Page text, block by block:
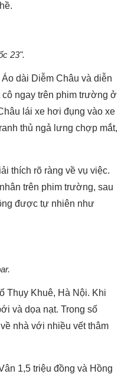
23".
dài Diễm Châu và diễn
cô ngay trên phim trường ở
lái xe hơi đụng vào xe
thủ ngả lưng chợp mắt,
thích rõ ràng về vụ việc.
trên phim trường, sau
được tự nhiên như
Thụy Khuê, Hà Nội. Khi
và dọa nạt. Trong số
nhà với nhiều vết thâm
1,5 triệu đồng và Hồng